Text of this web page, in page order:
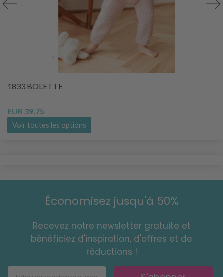
1833 BOLETTE
EUR 39.75
Voir toutes les options
Économisez jusqu'à 50%
Recevez notre newsletter gratuite et
bénéficiez d'inspiration, d'offres et de
réductions !